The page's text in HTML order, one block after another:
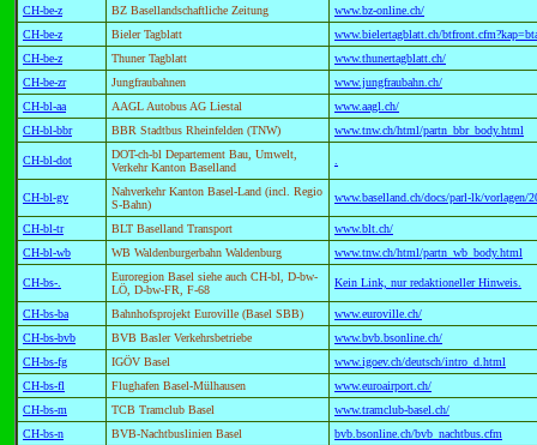
CH-be-z BZ Basellandschaftliche Zeitung
www.bz-online.ch/
CH-be-z
Bieler Tagblatt
www.bielertagblatt.ch/
CH-be-z
Thuner Tagblatt
www.thunertagblatt.ch/
CH-be-zr
Jungfraubahnen
www.jungfraubahn.ch/
CH-bl-aa
AAGL Autobus AG Liestal
www.aagl.ch/
CH-bl-bbr
BBR Stadtbus Rheinfelden (TNW) www.tnw.ch/html/partn_bbr_body.html
CH-bl-dot
DOT-ch-bl Departement Bau, Umwelt,
Verkehr Kanton Baselland
CH-bl-gv
Nahverkehr Kanton Basel-Land (incl. Regio
S-Bahn)
www.baselland.ch/docs/parl-lk/vorlagen/
CH-bl-tr BLT Baselland Transport
www.blt.ch/
CH-bl-wb
WB Waldenburgerbahn Waldenburg www.tnw.ch/html/partn_wb_body.html
CH-bs-.
Euroregion Basel siehe auch CH-bl, D-bw-
LÖ, D-bw-FR, F-68
Kein Link, nur redaktioneller Hinweis.
CH-bs-ba Bahnhofsprojekt Euroville (Basel SBB)
www.euroville.ch/
CH-bs-bvb
BVB Basler Verkehrsbetriebe
www.bvb.bsonline.ch/
CH-bs-fg
IGÖV Basel
www.igoev.ch/deutsch/intro_d.html
CH-bs-fl
Flughafen Basel-Mülhausen
www.euroairport.ch/
CH-bs-m
TCB Tramclub Basel
www.tramclub-basel.ch/
CH-bs-n
BVB-Nachtbuslinien Basel
bvb.bsonline.ch/bvb_nachtbus.cfm